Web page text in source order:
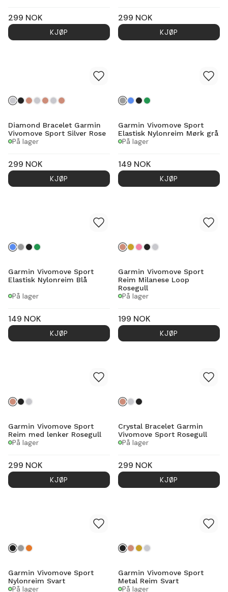
299 NOK
KJØP
299 NOK
KJØP
Diamond Bracelet Garmin
Vivomove Sport Silver Rose
På lager
299 NOK
KJØP
Garmin Vivomove Sport
Elastisk Nylonreim Mørk grå
På lager
149 NOK
KJØP
Garmin Vivomove Sport
Elastisk Nylonreim Blå
På lager
149 NOK
KJØP
Garmin Vivomove Sport
Reim Milanese Loop
Rosegull
På lager
199 NOK
KJØP
Garmin Vivomove Sport
Reim med lenker Rosegull
På lager
299 NOK
KJØP
Crystal Bracelet Garmin
Vivomove Sport Rosegull
På lager
299 NOK
KJØP
Garmin Vivomove Sport
Nylonreim Svart
På lager
Garmin Vivomove Sport
Metal Reim Svart
På lager